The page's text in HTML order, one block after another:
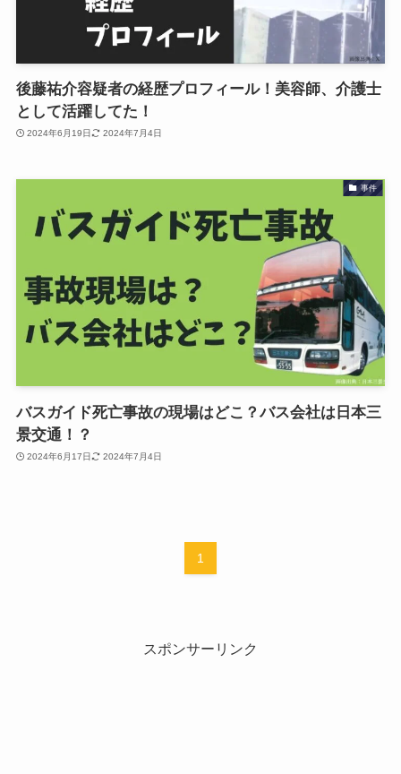
後藤祐介容疑者の経歴プロフィール！美容師、介護士
として活躍してた！
2024年6月19日 2024年7月4日
事件
バスガイド死亡事故の現場はどこ？バス会社は日本三
景交通！？
2024年6月17日 2024年7月4日
1
スポンサーリンク